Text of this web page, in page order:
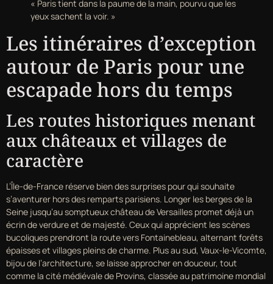
« Paris tient dans la paume de la main, pourvu que les
yeux sachent la voir. »
Les itinéraires d’exception
autour de Paris pour une
escapade hors du temps
Les routes historiques menant
aux châteaux et villages de
caractère
L’Île-de-France réserve bien des surprises pour qui souhaite
s’aventurer hors des remparts parisiens. Longer les berges de la
Seine jusqu’au somptueux château de Versailles promet déjà un
écrin de verdure et de majesté. Ceux qui apprécient les scènes
bucoliques prendront la route vers Fontainebleau, alternant forêts
épaisses et villages pleins de charme. Plus au sud, Vaux-le-Vicomte,
bijou de l’architecture, se laisse approcher en douceur, tout
comme la cité médiévale de Provins, classée au patrimoine mondial